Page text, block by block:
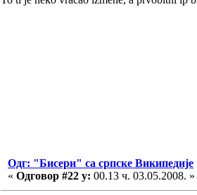
Одг: "Бисери" са српске Википедије
« Одговор #22 у: 00.13 ч. 03.05.2008. »